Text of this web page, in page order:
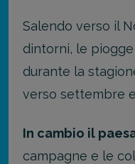
Salendo verso il
dintorni, le
durante la
verso settembre
In cambio il
campagne e le